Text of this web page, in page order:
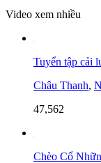
Video xem nhiều
Tuyển tập cải
Châu Thanh,
47,562
Chèo Cổ